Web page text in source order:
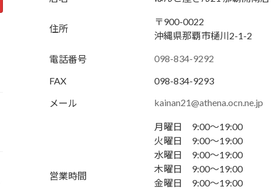
住所
〒900-0022
沖縄県那覇市樋川2-1-2
電話番号
098-834-9292
FAX
098-834-9293
メール
kainan21@athena.ocn.ne.jp
営業時間
月曜日 9:00～19:00
火曜日 9:00～19:00
水曜日 9:00～19:00
木曜日 9:00～19:00
金曜日 9:00～19:00